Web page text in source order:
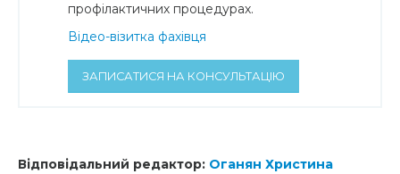
профілактичних процедурах.
Відео-візитка фахівця
ЗАПИСАТИСЯ НА КОНСУЛЬТАЦІЮ
Відповідальний редактор: Оганян Христина